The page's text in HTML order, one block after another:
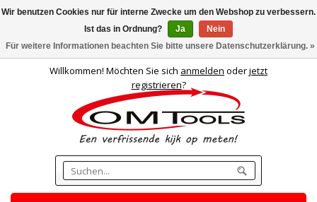
Willkommen! Möchten Sie sich anmelden oderjetzt
registrieren?
Wir benutzen Cookies nur für interne Zwecke um den Webshop zu verbessern.
Ist das in Ordnung?
Ja
Nein
Für weitere Informationen beachten Sie bitte unsere Datenschutzerklärung. »